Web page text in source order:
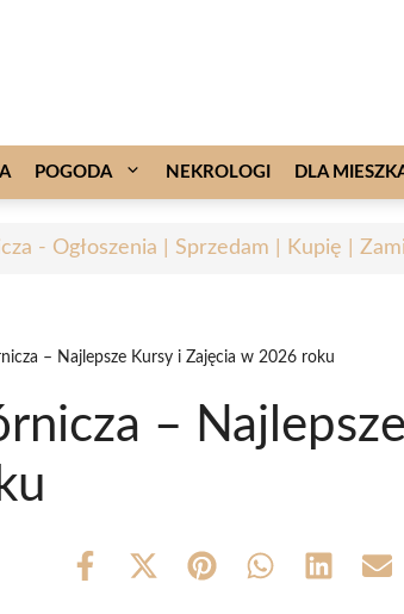
POGODA NEKROLOGI DLA
- Ogłoszenia | Sprzedam | Kupię |
– Najlepsze Kursy i Zajęcia w 2026 roku
– Najlepsze
Share
Share Share Share Share